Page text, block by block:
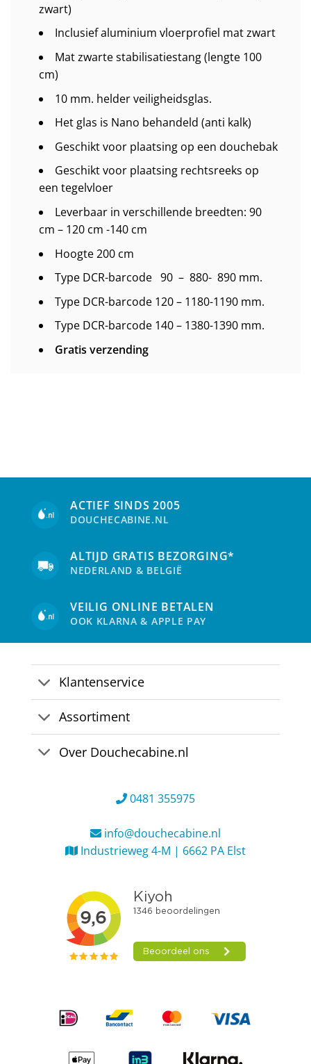
zwart)
Inclusief aluminium vloerprofiel mat zwart
Mat zwarte stabilisatiestang (lengte 100
cm)
10 mm. helder veiligheidsglas.
Het glas is Nano behandeld (anti kalk)
Geschikt voor plaatsing op een douchebak
Geschikt voor plaatsing rechtsreeks op
een tegelvloer
Leverbaar in verschillende breedten: 90
cm – 120 cm -140 cm
Hoogte 200 cm
Type DCR-barcode 90 – 880- 890 mm.
Type DCR-barcode 120 – 1180-1190 mm.
Type DCR-barcode 140 – 1380-1390 mm.
Gratis verzending
ACTIEF SINDS 2005
DOUCHECABINE.NL
ALTIJD GRATIS BEZORGING*
NEDERLAND & BELGIË
VEILIG ONLINE BETALEN
OOK KLARNA & APPLE PAY
Klantenservice
Assortiment
Over Douchecabine.nl
0481 355975
info@douchecabine.nl
Industrieweg 4-M | 6662 PA Elst